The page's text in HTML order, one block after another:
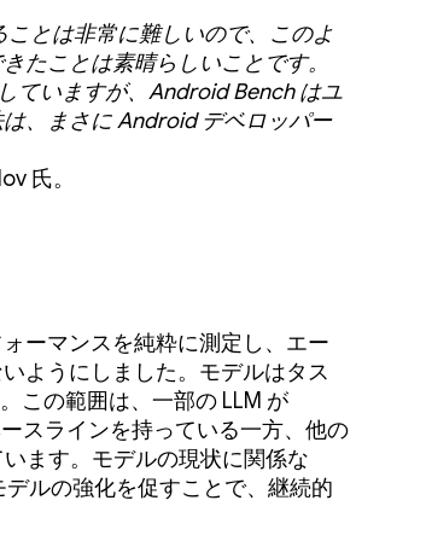
とは非常に難しいので、このよ
たことは素晴らしいことです。
ていますが、Android Bench はユ
、まさに Android デベロッパー
氏。
ーマンスを純粋に測定し、エー
ようにしました。モデルはタス
この範囲は、一部の LLM が
スラインを持っている一方、他の
ます。モデルの現状に関係な
ルの強化を促すことで、継続的